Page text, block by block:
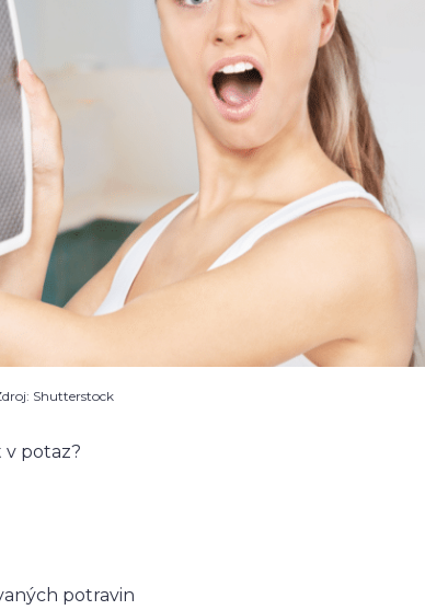
Shutterstock
v potaz?
potravin